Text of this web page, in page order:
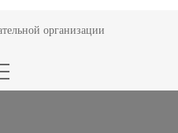
организации